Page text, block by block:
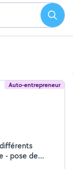
Auto-entrepreneur